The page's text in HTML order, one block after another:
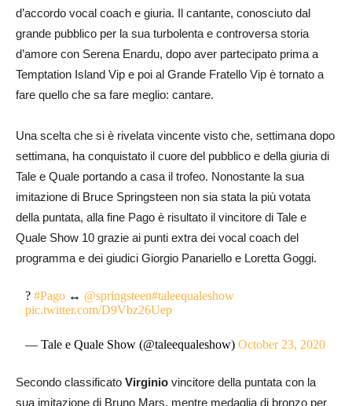
d’accordo vocal coach e giuria. Il cantante, conosciuto dal
grande pubblico per la sua turbolenta e controversa storia
d’amore con Serena Enardu, dopo aver partecipato prima a
Temptation Island Vip e poi al Grande Fratello Vip è tornato a
fare quello che sa fare meglio: cantare.
Una scelta che si è rivelata vincente visto che, settimana dopo
settimana, ha conquistato il cuore del pubblico e della giuria di
Tale e Quale portando a casa il trofeo. Nonostante la sua
imitazione di Bruce Springsteen non sia stata la più votata
della puntata, alla fine Pago è risultato il vincitore di Tale e
Quale Show 10 grazie ai punti extra dei vocal coach del
programma e dei giudici Giorgio Panariello e Loretta Goggi.
?#Pago ↔ @springsteen#taleequaleshow
pic.twitter.com/D9Vbz26Uep
— Tale e Quale Show (@taleequaleshow)October 23, 2020
Secondo classificato Virginio vincitore della puntata con la
sua imitazione di Bruno Mars, mentre medaglia di bronzo per